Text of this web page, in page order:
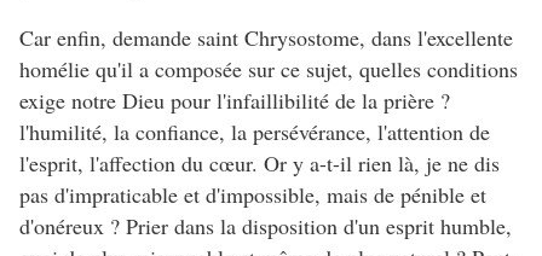
Car enfin, demande saint Chrysostome, dans l'excellente
homélie qu'il a composée sur ce sujet, quelles conditions
exige notre Dieu pour l'infaillibilité de la prière ?
l'humilité, la confiance, la persévérance, l'attention de
l'esprit, l'affection du cœur. Or y a-t-il rien là, je ne dis
pas d'impraticable et d'impossible, mais de pénible et
d'onéreux ? Prier dans la disposition d'un esprit humble,